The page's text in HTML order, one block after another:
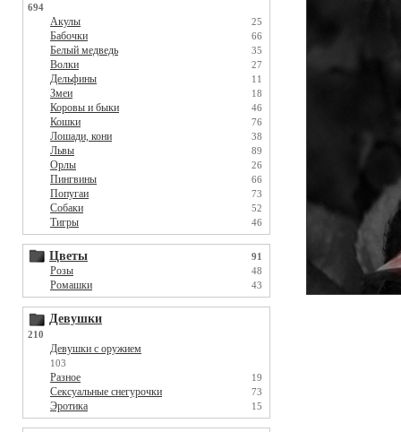
694
Акулы 25
Бабочки 66
Белый медведь 35
Волки 27
Дельфины 11
Змеи 18
Коровы и быки 46
Кошки 76
Лошади, кони 38
Львы 89
Орлы 26
Пингвины 66
Попугаи 73
Собаки 52
Тигры 46
Цветы 91
Розы 48
Ромашки 43
Девушки
210
Девушки с оружием
103
Разное 19
Сексуальные снегурочки 73
Эротика 15